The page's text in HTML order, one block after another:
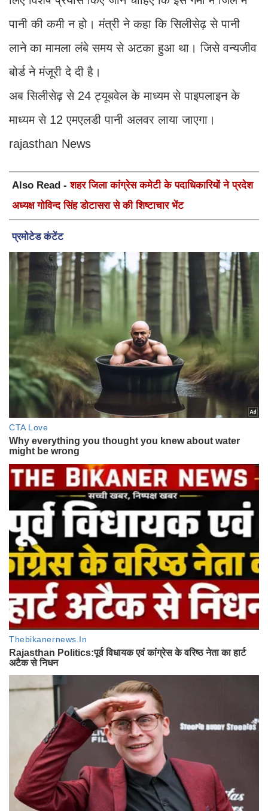
पानी की कमी न हो। मंत्री ने कहा कि सिलीसेढ़ से पानी
लाने का मामला लंबे समय से अटका हुआ था। जिसे वन्यजीव
बोर्ड ने मंजूरी दे दी है।
अब सिलीसेढ़ से 24 ट्यूबवेल के माध्यम से पाइपलाइन के
माध्यम से 12 एमएलडी पानी अलवर लाया जाएगा।
rajasthan News
Also Read -शहर जिला कांग्रेस कमेटी के पदाधिकारियों ने प्रदेश
अध्यक्ष गोविन्द सिंह डोटासरा से की शिष्टाचार भेंट